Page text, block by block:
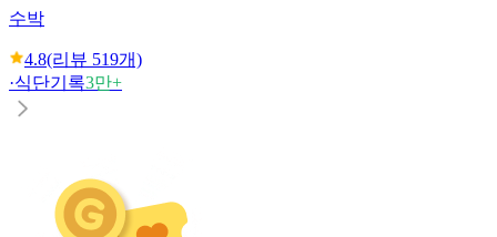
수박
4.8(리뷰 519개)
·식단기록3만+